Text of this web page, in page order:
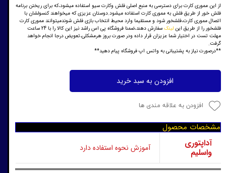
از این مموری کارت برای دسترسی به منبع اصلی فلش وکارت سیو استفاده میشود،که برای ریختن برنامه
فلش خور از طریق فلش به مموری کارت استفاده میشود.دوستان عزیزی که میخواهند کنسولشان با
اتصال مموری کارت،فلشخور شود و مستقیما وارد محیط انتخاب بازی فلش شوندمیتوانند مموری کارت
فلشخور را از طریق اینلینک
سفارش دهند،ضمنا فروشگاه پی اس راشد نیز این کالا را با 24 ساعت
مهلت تست در اختیار شما عزیزان قرار داده ودر صورت بروز هرمشکلی،تعویض درجا انجام خواهد
گرفت.
**درصورت نیاز به پشتیبانی به واتس اپ فروشگاه پیام دهید**
افزودن به سبد خرید
افزودن به علاقه مندی ها
مشخصات محصول
آداپتوری
واسلیم آموزش نحوه استفاده دارد